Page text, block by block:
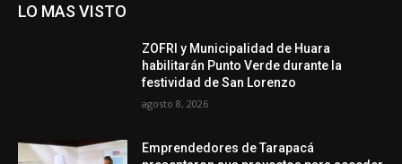
LO MAS VISTO
ZOFRI y Municipalidad de Huara
habilitarán Punto Verde durante la
festividad de San Lorenzo
agosto 8, 2026
Emprendedores de Tarapacá